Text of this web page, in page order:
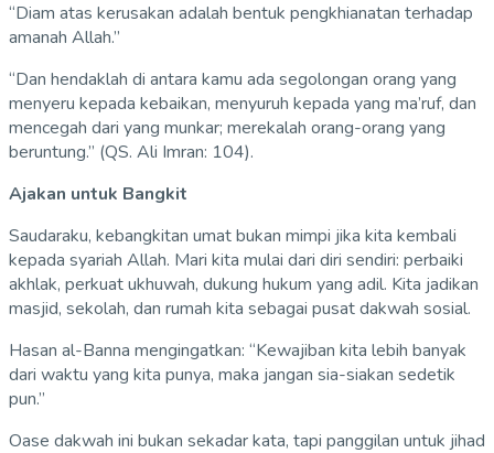
“Diam atas kerusakan adalah bentuk pengkhianatan terhadap
amanah Allah.”
“Dan hendaklah di antara kamu ada segolongan orang yang
menyeru kepada kebaikan, menyuruh kepada yang ma’ruf, dan
mencegah dari yang munkar; merekalah orang-orang yang
beruntung.” (QS. Ali Imran: 104).
Ajakan untuk Bangkit
Saudaraku, kebangkitan umat bukan mimpi jika kita kembali
kepada syariah Allah. Mari kita mulai dari diri sendiri: perbaiki
akhlak, perkuat ukhuwah, dukung hukum yang adil. Kita jadikan
masjid, sekolah, dan rumah kita sebagai pusat dakwah sosial.
Hasan al-Banna mengingatkan: “Kewajiban kita lebih banyak
dari waktu yang kita punya, maka jangan sia-siakan sedetik
pun.”
Oase dakwah ini bukan sekadar kata, tapi panggilan untuk jihad